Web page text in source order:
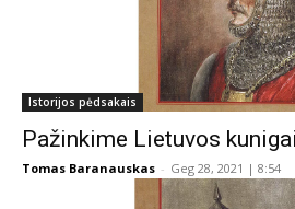
Istorijos pėdsakais
Pažinkime Lietuvos
Tomas Baranauskas - Geg 28, 2021 | 8:54